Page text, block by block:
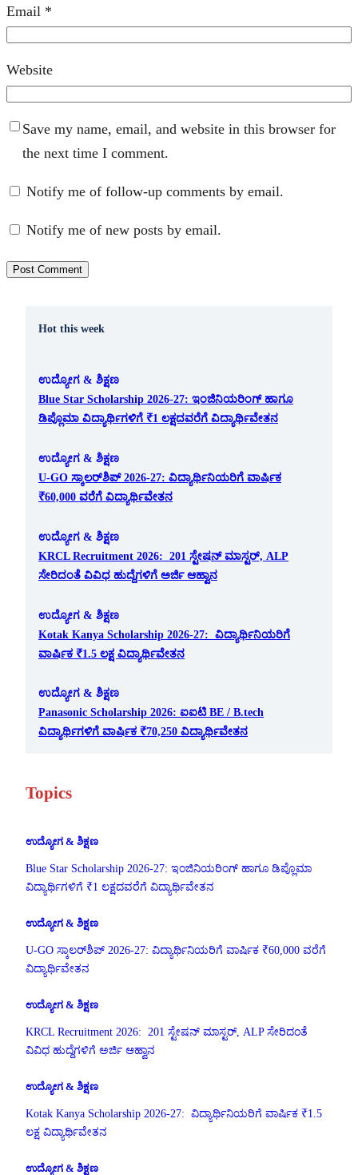
Email *
Website
Save my name, email, and website in this browser for
the next time I comment.
Notify me of follow-up comments by email.
Notify me of new posts by email.
Hot this week
ಉದ್ಯೋಗ & ಶಿಕ್ಷಣ
Blue Star Scholarship 2026-27: ಇಂಜಿನಿಯರಿಂಗ್ ಹಾಗೂ
ಡಿಪ್ಲೊಮಾ ವಿದ್ಯಾರ್ಥಿಗಳಿಗೆ ₹1 ಲಕ್ಷದವರೆಗೆ ವಿದ್ಯಾರ್ಥಿವೇತನ
ಉದ್ಯೋಗ & ಶಿಕ್ಷಣ
U-GO ಸ್ಕಾಲರ್‌ಶಿಪ್ 2026-27: ವಿದ್ಯಾರ್ಥಿನಿಯರಿಗೆ ವಾರ್ಷಿಕ
₹60,000 ವರೆಗೆ ವಿದ್ಯಾರ್ಥಿವೇತನ
ಉದ್ಯೋಗ & ಶಿಕ್ಷಣ
KRCL Recruitment 2026: 201 ಸ್ಟೇಷನ್ ಮಾಸ್ಟರ್, ALP
ಸೇರಿದಂತೆ ವಿವಿಧ ಹುದ್ದೆಗಳಿಗೆ ಅರ್ಜಿ ಆಹ್ವಾನ
ಉದ್ಯೋಗ & ಶಿಕ್ಷಣ
Kotak Kanya Scholarship 2026-27: ವಿದ್ಯಾರ್ಥಿನಿಯರಿಗೆ
ವಾರ್ಷಿಕ ₹1.5 ಲಕ್ಷ ವಿದ್ಯಾರ್ಥಿವೇತನ
ಉದ್ಯೋಗ & ಶಿಕ್ಷಣ
Panasonic Scholarship 2026: ಐಐಟಿ BE / B.tech
ವಿದ್ಯಾರ್ಥಿಗಳಿಗೆ ವಾರ್ಷಿಕ ₹70,250 ವಿದ್ಯಾರ್ಥಿವೇತನ
Topics
ಉದ್ಯೋಗ & ಶಿಕ್ಷಣ
Blue Star Scholarship 2026-27: ಇಂಜಿನಿಯರಿಂಗ್ ಹಾಗೂ ಡಿಪ್ಲೊಮಾ
ವಿದ್ಯಾರ್ಥಿಗಳಿಗೆ ₹1 ಲಕ್ಷದವರೆಗೆ ವಿದ್ಯಾರ್ಥಿವೇತನ
ಉದ್ಯೋಗ & ಶಿಕ್ಷಣ
U-GO ಸ್ಕಾಲರ್‌ಶಿಪ್ 2026-27: ವಿದ್ಯಾರ್ಥಿನಿಯರಿಗೆ ವಾರ್ಷಿಕ ₹60,000 ವರೆಗೆ
ವಿದ್ಯಾರ್ಥಿವೇತನ
ಉದ್ಯೋಗ & ಶಿಕ್ಷಣ
KRCL Recruitment 2026: 201 ಸ್ಟೇಷನ್ ಮಾಸ್ಟರ್, ALP ಸೇರಿದಂತೆ
ವಿವಿಧ ಹುದ್ದೆಗಳಿಗೆ ಅರ್ಜಿ ಆಹ್ವಾನ
ಉದ್ಯೋಗ & ಶಿಕ್ಷಣ
Kotak Kanya Scholarship 2026-27: ವಿದ್ಯಾರ್ಥಿನಿಯರಿಗೆ ವಾರ್ಷಿಕ ₹1.5
ಲಕ್ಷ ವಿದ್ಯಾರ್ಥಿವೇತನ
ಉದ್ಯೋಗ & ಶಿಕ್ಷಣ